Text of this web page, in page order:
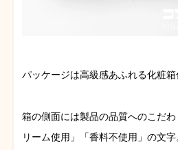
パッケージは高級感あふれる化粧箱
箱の側面には製品の品質へのこだ
リーム使用」「香料不使用」の文字